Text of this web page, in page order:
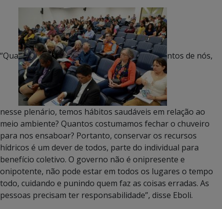
“Qua ntos de nós,
nesse plenário, temos hábitos saudáveis em relação ao
meio ambiente? Quantos costumamos fechar o chuveiro
para nos ensaboar? Portanto, conservar os recursos
hídricos é um dever de todos, parte do individual para
benefício coletivo. O governo não é onipresente e
onipotente, não pode estar em todos os lugares o tempo
todo, cuidando e punindo quem faz as coisas erradas. As
pessoas precisam ter responsabilidade”, disse Eboli.